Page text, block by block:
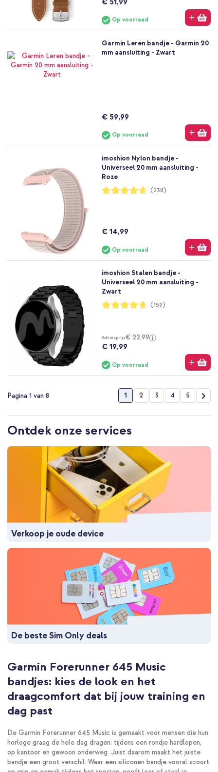
Op voorraad
Garmin Leren bandje - Garmin 20
mm aansluiting - Zwart
€ 59,99
Op voorraad
imoshion Nylon bandje -
Universeel 20 mm aansluiting -
Roze
Waardering:
93%
(238)
€ 14,99
Op voorraad
imoshion Stalen bandje -
Universeel 20 mm aansluiting -
Zwart
Waardering:
(159)
Adviesprijs€ 22,99
€ 19,99
Op voorraad
Pagina 1 van 8 Pagina
U lees momenteel pagina
1 Pagina
2 Pagina
3 Pagina
4 Pagina
5
Ontdek onze services
Verkoop je oude device
De beste Sim Only deals
Garmin Forerunner 645 Music
bandjes: kies de look en het
draagcomfort dat bij jouw training en
dag past
De Garmin Forerunner 645 Music is gemaakt voor mensen die hun
horloge graag de hele dag dragen: tijdens een rondje hardlopen,
op kantoor en gewoon onderweg. Juist daarom maakt het juiste
bandje een groot verschil. Waar een siliconen bandje vooral scoort